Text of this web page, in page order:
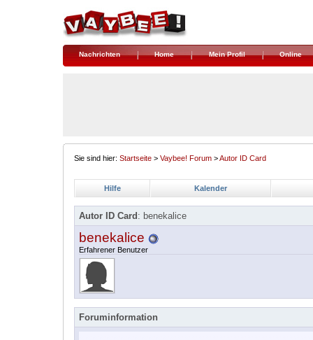
Nachrichten Home Mein Profil Online
Sie sind hier: Startseite > Vaybee! Forum >Autor ID Card
Hilfe Kalender
Autor ID Card : benekalice
benekalice
Erfahrener Benutzer
Foruminformation